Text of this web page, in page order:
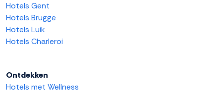
Hotels Gent
Hotels Brugge
Hotels Luik
Hotels Charleroi
Ontdekken
Hotels met Wellness